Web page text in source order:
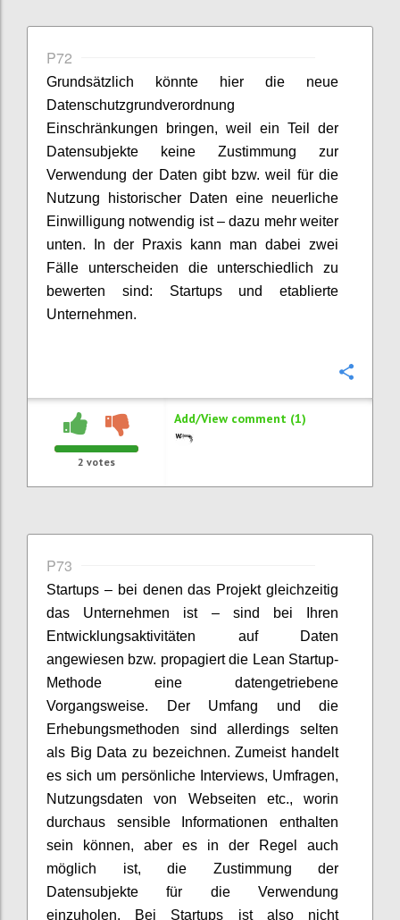
P72
Grundsätzlich könnte hier die neue
Datenschutzgrundverordnung
Einschränkungen bringen, weil ein Teil der
Datensubjekte keine Zustimmung zur
Verwendung der Daten gibt bzw. weil für die
Nutzung historischer Daten eine neuerliche
Einwilligung notwendig ist – dazu mehr weiter
unten. In der Praxis kann man dabei zwei
Fälle unterscheiden die unterschiedlich zu
bewerten sind: Startups und etablierte
Unternehmen.
2 votes
Add/View comment (1)
P73
Startups – bei denen das Projekt gleichzeitig
das Unternehmen ist – sind bei Ihren
Entwicklungsaktivitäten auf Daten
angewiesen bzw. propagiert die Lean Startup-
Methode eine datengetriebene
Vorgangsweise. Der Umfang und die
Erhebungsmethoden sind allerdings selten
als Big Data zu bezeichnen. Zumeist handelt
es sich um persönliche Interviews, Umfragen,
Nutzungsdaten von Webseiten etc., worin
durchaus sensible Informationen enthalten
sein können, aber es in der Regel auch
möglich ist, die Zustimmung der
Datensubjekte für die Verwendung
einzuholen. Bei Startups ist also nicht